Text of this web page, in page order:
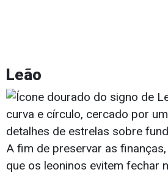
Leão
A fim de preservar as
que os leoninos evitem fechar